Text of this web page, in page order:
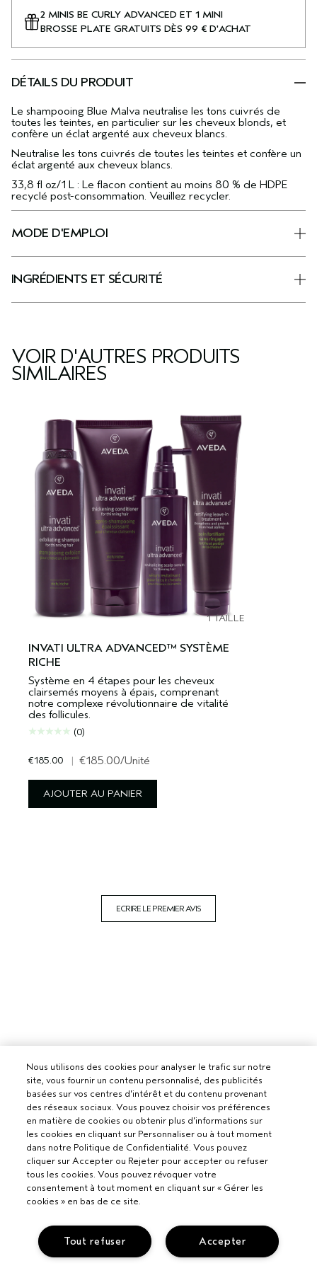
2 MINIS BE CURLY ADVANCED ET 1 MINI
BROSSE PLATE GRATUITS DÈS 99 € D'ACHAT
DÉTAILS DU PRODUIT
Le shampooing Blue Malva neutralise les tons cuivrés de
toutes les teintes, en particulier sur les cheveux blonds, et
confère un éclat argenté aux cheveux blancs.
Neutralise les tons cuivrés de toutes les teintes et confère un
éclat argenté aux cheveux blancs.
33,8 fl oz/1 L : Le flacon contient au moins 80 % de HDPE
recyclé post-consommation. Veuillez recycler.
MODE D'EMPLOI
INGRÉDIENTS ET SÉCURITÉ
VOIR D'AUTRES PRODUITS
SIMILAIRES
1 TAILLE
INVATI ULTRA ADVANCED™ SYSTÈME
RICHE
Système en 4 étapes pour les cheveux
clairsemés moyens à épais, comprenant
notre complexe révolutionnaire de vitalité
des follicules.
(0)
€185.00 | €185.00/Unité
AJOUTER AU PANIER
ECRIRE LE PREMIER AVIS
Nous utilisons des cookies pour analyser le trafic sur notre
site, vous fournir un contenu personnalisé, des publicités
basées sur vos centres d'intérêt et du contenu provenant
des réseaux sociaux. Vous pouvez choisir vos préférences
en matière de cookies ou obtenir plus d'informations sur
les cookies en cliquant sur Personnaliser ou à tout moment
dans notre Politique de Confidentialité. Vous pouvez
cliquer sur Accepter ou Rejeter pour accepter ou refuser
tous les cookies. Vous pouvez révoquer votre
consentement à tout moment en cliquant sur « Gérer les
cookies » en bas de ce site.
Accepter
Tout refuser